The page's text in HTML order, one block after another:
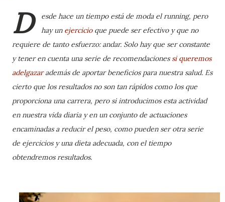
D
esde hace un tiempo está de moda el running, pero
hay un ejercicioque puede ser efectivo y que no
requiere de tanto esfuerzo: andar. Solo hay que ser constante
y tener en cuenta una serie de recomendaciones si queremos
adelgazarademás de aportar beneficios para nuestra salud. Es
cierto que los resultados no son tan rápidos como los que
proporciona una carrera, pero si introducimos esta actividad
en nuestra vida diaria y en un conjunto de actuaciones
encaminadas a reducir el peso, como pueden ser otra serie
de ejercicios y una dieta adecuada, con el tiempo
obtendremos resultados.